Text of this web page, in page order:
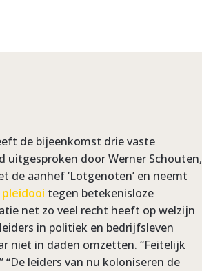
de bijeenkomst drie vaste
uitgesproken door Werner Schouten,
de aanhef ‘Lotgenoten’ en neemt
tegen betekenisloze
net zo veel recht heeft op welzijn
in politiek en bedrijfsleven
niet in daden omzetten. “Feitelijk
leiders van nu koloniseren de